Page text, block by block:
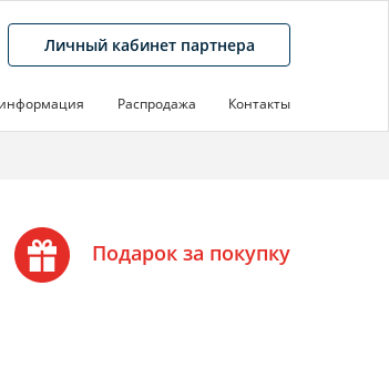
Личный кабинет партнера
Распродажа Контакты
Подарок за покупку